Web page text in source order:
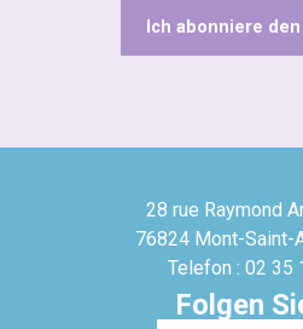
Ich abonniere
28 rue Raymond
76824 Mont-Saint-
Telefon : 02 35
Folgen